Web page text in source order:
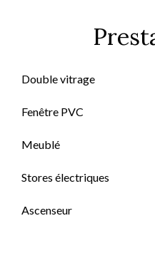
Double vitrage
Fenêtre PVC
Meublé
Stores électriques
Ascenseur